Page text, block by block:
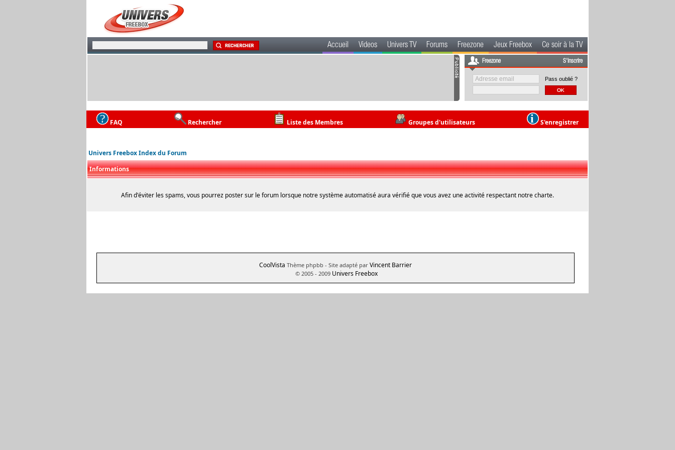
Accueil Videos Univers TV Forums Freezone Jeux Freebox Ce soir à la TV
Freezone S'inscrire
Pass oublié ?
FAQ Rechercher Liste des Membres Groupes d'utilisateurs S'enregistrer
Univers Freebox Index du Forum
Informations
Afin d'éviter les spams, vous pourrez poster sur le forum lorsque notre système automatisé aura vérifié que vous avez une activité respectant notre charte.
CoolVista Thème phpbb - Site adapté par Vincent Barrier
© 2005 - 2009 Univers Freebox